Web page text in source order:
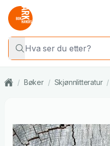
/ Bøker / Skjønnlitteratur /